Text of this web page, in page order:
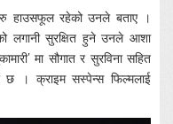
हाउसफूल रहेको उनले बताए ।
लगानी सुरक्षित हुने उनले आशा
मा सौगात र सुरविना सहित
छ । क्राइम सस्पेन्स फिल्मलाई